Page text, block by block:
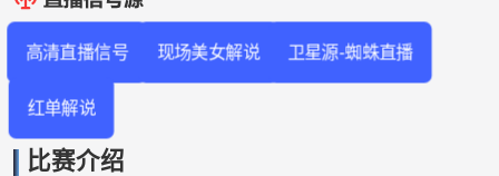
高清直播信号 现场美女解说 卫星源-蜘蛛直播
红单解说
比赛介绍